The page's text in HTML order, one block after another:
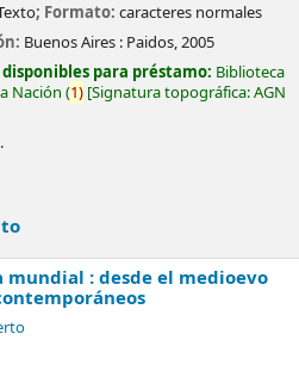
; Formato: caracteres normales
Buenos Aires : Paidos,2005
para préstamo: Biblioteca
Nación (1) Signatura topográfica:AGN
.
mundial : desde el medioevo